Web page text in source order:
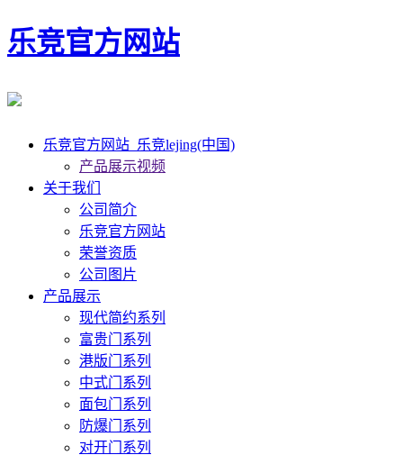
乐竞官方网站
乐竞官方网站_乐竞lejing(中国)
产品展示视频
关于我们
公司简介
乐竞官方网站
荣誉资质
公司图片
产品展示
现代简约系列
富贵门系列
港版门系列
中式门系列
面包门系列
防爆门系列
对开门系列